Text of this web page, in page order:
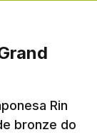
Rin
bronze do